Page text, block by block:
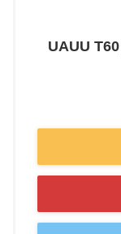
UAUU